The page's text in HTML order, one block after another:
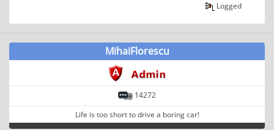
Logged
MihaiFlorescu
14272
Life is too short to drive a boring car!